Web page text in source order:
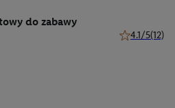
do zabawy
4.1/5(12)